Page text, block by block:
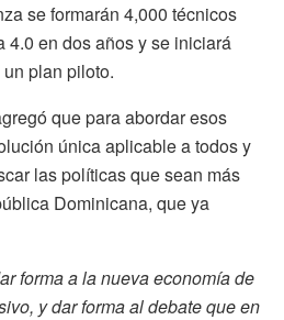
se formarán 4,000 técnicos
4.0 en dos años y se iniciará
plan piloto.
que para abordar esos
única aplicable a todos y
las políticas que sean más
Dominicana, que ya
forma a la nueva economía de
y dar forma al debate que en